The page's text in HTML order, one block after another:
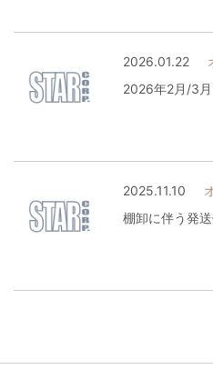
2026.01.22
2026年2月/3
2025.11.10
棚卸に伴う発